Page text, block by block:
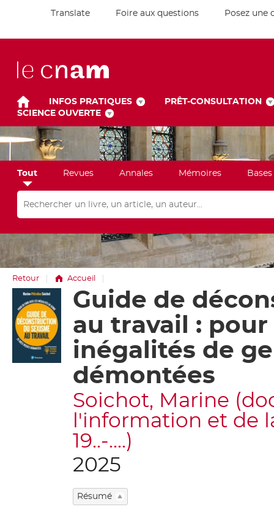
Translate Foire aux questions Posez une
INFOS PRATIQUES
PRÊT-CONSULTATION
SCIENCE OUVERTE
Tout Revues Annales Mémoires
Rechercher dans "Tout"
Retour Accueil
Détail
document
Guide de
au travail :
inégalités de
démontées
Soichot, Marine
l'information et de
19..-....)
2025
Résumé